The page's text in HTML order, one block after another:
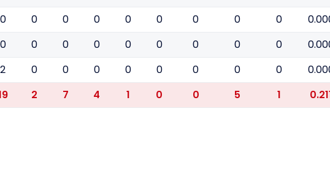
0 0 0 0 0 0 0 0 0
0 0 0 0 0 0 0 0 0
2 0 0 0 0 0 0 0 0
2 7 4 1 0 0 5 1